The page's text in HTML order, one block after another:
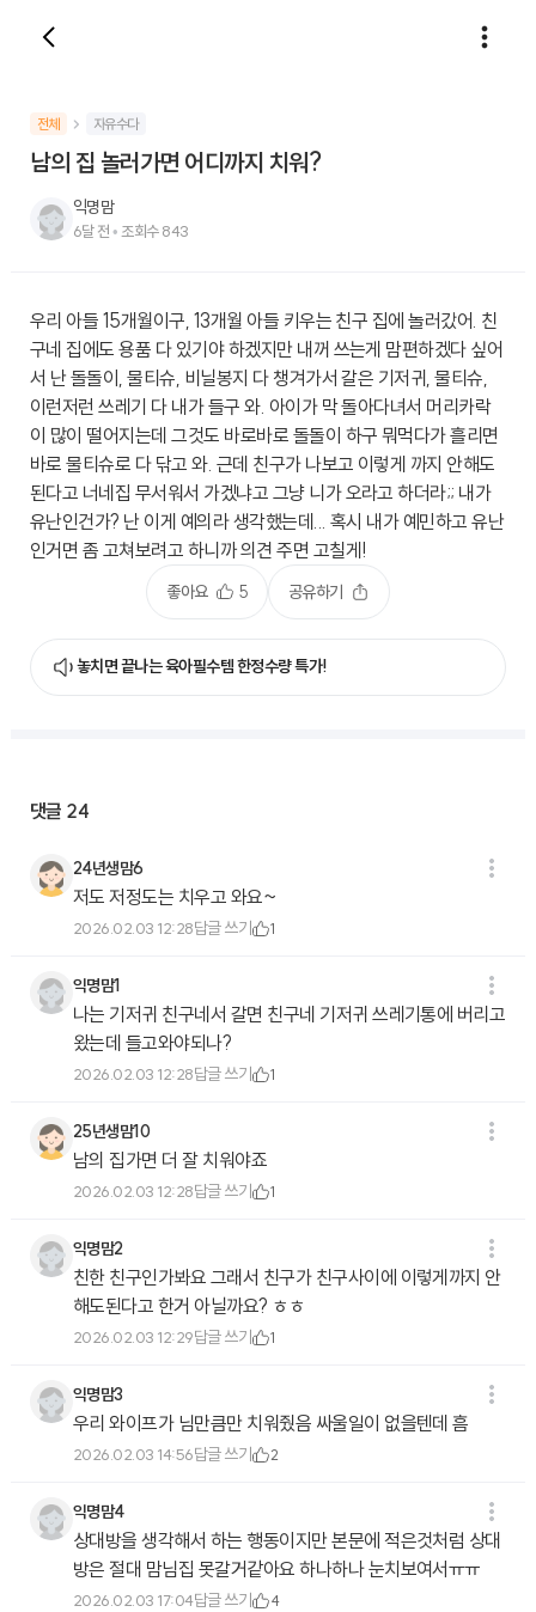
전체 자유수다
남의 집 놀러가면 어디까지 치워?
익명맘
6달 전 • 조회수843
우리 아들 15개월이구, 13개월 아들 키우는 친구 집에 놀러갔어. 친
구네 집에도 용품 다 있기야 하겠지만 내꺼 쓰는게 맘편하겠다 싶어
서 난 돌돌이, 물티슈, 비닐봉지 다 챙겨가서 갈은 기저귀, 물티슈,
이런저런 쓰레기 다 내가 들구 와. 아이가 막 돌아다녀서 머리카락
이 많이 떨어지는데 그것도 바로바로 돌돌이 하구 뭐먹다가 흘리면
바로 물티슈로 다 닦고 와. 근데 친구가 나보고 이렇게 까지 안해도
된다고 너네집 무서워서 가겠냐고 그냥 니가 오라고 하더라;; 내가
유난인건가? 난 이게 예의라 생각했는데... 혹시 내가 예민하고 유난
인거면 좀 고쳐보려고 하니까 의견 주면 고칠게!
좋아요 5 공유하기
놓치면 끝나는 육아필수템 한정수량 특가!
댓글 24
24년생맘6
저도 저정도는 치우고 와요~
2026.02.03 12:28답글 쓰기 1
익명맘1
나는 기저귀 친구네서 갈면 친구네 기저귀 쓰레기통에 버리고
왔는데 들고와야되나?
2026.02.03 12:28답글 쓰기 1
25년생맘10
남의 집가면 더 잘 치워야죠
2026.02.03 12:28답글 쓰기 1
익명맘2
친한 친구인가봐요 그래서 친구가 친구사이에 이렇게까지 안
해도된다고 한거 아닐까요? ㅎㅎ
2026.02.03 12:29답글 쓰기 1
익명맘3
우리 와이프가 님만큼만 치워줬음 싸울일이 없을텐데 흠
2026.02.03 14:56답글 쓰기 2
익명맘4
상대방을 생각해서 하는 행동이지만 본문에 적은것처럼 상대
방은 절대 맘님집 못갈거같아요 하나하나 눈치보여서ㅠㅠ
2026.02.03 17:04답글 쓰기 4